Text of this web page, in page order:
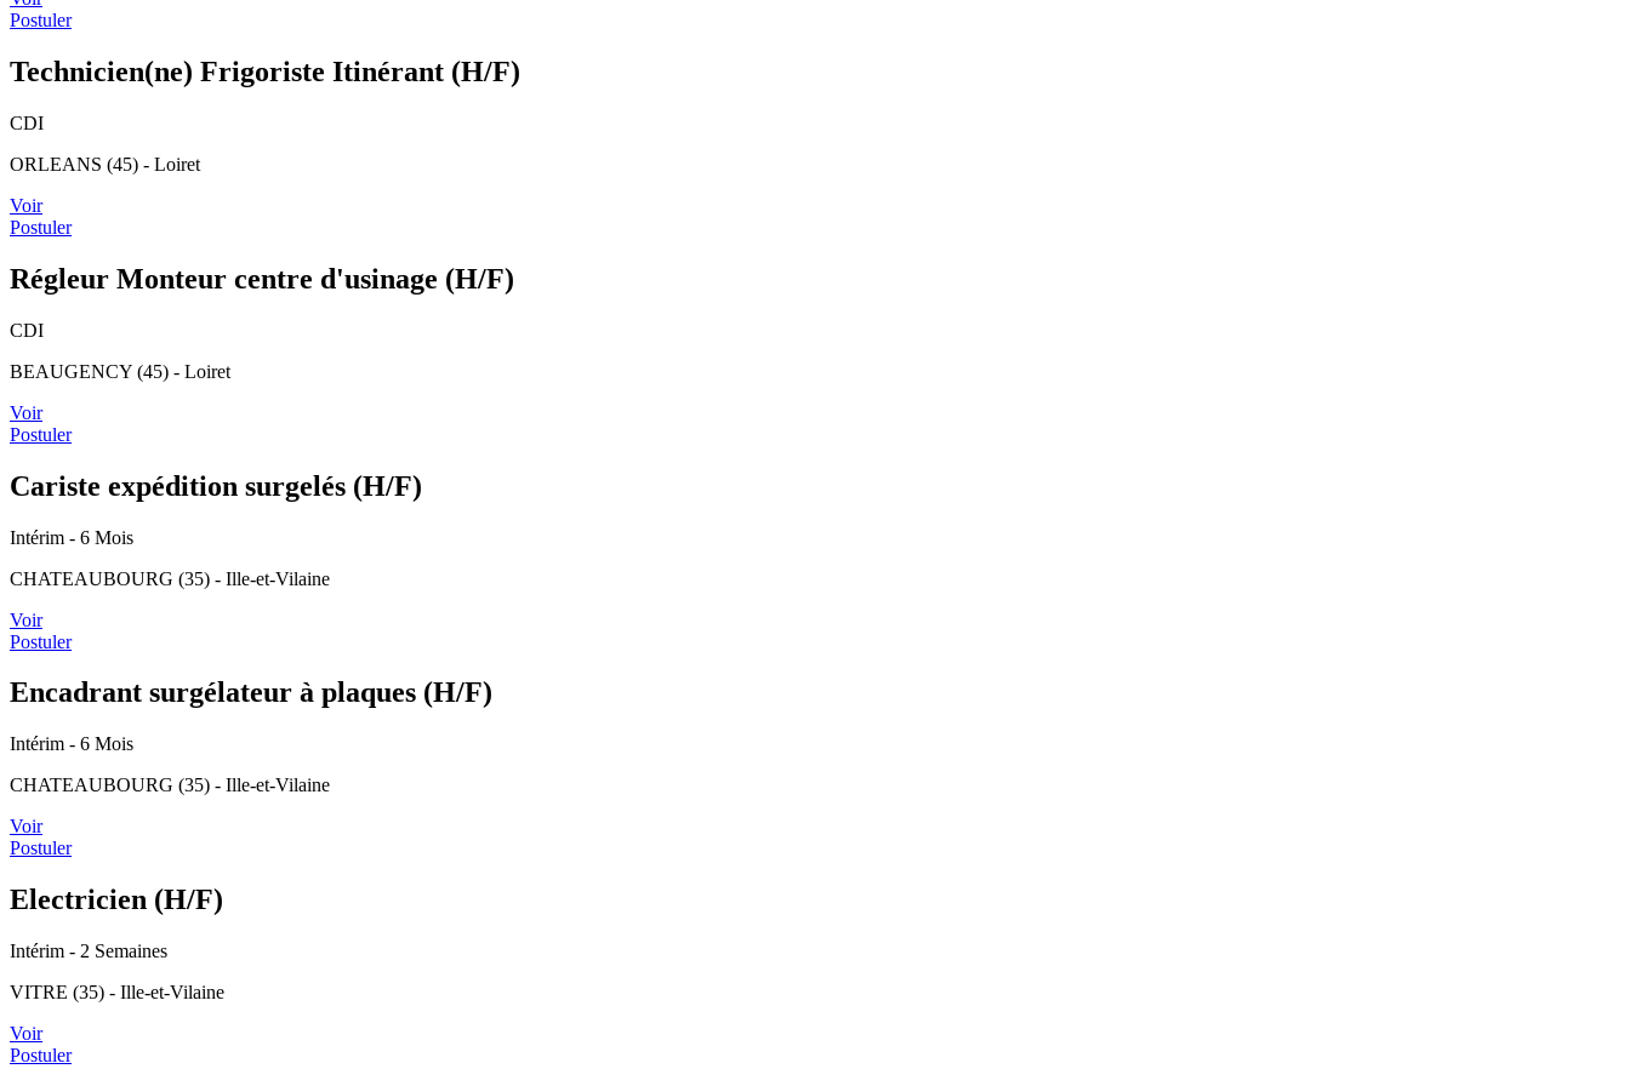
Postuler
Technicien(ne) Frigoriste Itinérant (H/F)
CDI
ORLEANS (45) - Loiret
Voir
Postuler
Régleur Monteur centre d'usinage (H/F)
CDI
BEAUGENCY (45) - Loiret
Voir
Postuler
Cariste expédition surgelés (H/F)
Intérim - 6 Mois
CHATEAUBOURG (35) - Ille-et-Vilaine
Voir
Postuler
Encadrant surgélateur à plaques (H/F)
Intérim - 6 Mois
CHATEAUBOURG (35) - Ille-et-Vilaine
Voir
Postuler
Electricien (H/F)
Intérim - 2 Semaines
VITRE (35) - Ille-et-Vilaine
Voir
Postuler